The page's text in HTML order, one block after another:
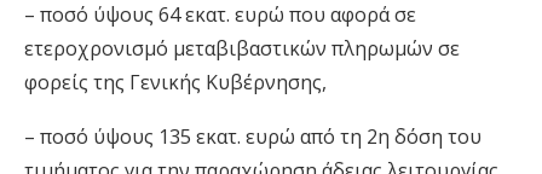
– ποσό ύψους 64 εκατ. ευρώ που αφορά σε
ετεροχρονισμό μεταβιβαστικών πληρωμών σε
φορείς της Γενικής Κυβέρνησης,
– ποσό ύψους 135 εκατ. ευρώ από τη 2η δόση του